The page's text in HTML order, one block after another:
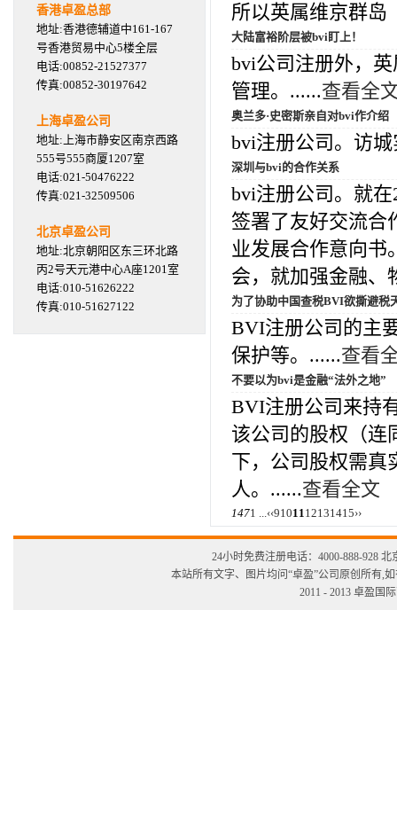
香港卓盈总部
地址:香港德辅道中161-167
号香港贸易中心5楼全层
电话:00852-21527377
传真:00852-30197642
上海卓盈公司
地址:上海市静安区南京西路
555号555商厦1207室
电话:021-50476222
传真:021-32509506
北京卓盈公司
地址:北京朝阳区东三环北路
丙2号天元港中心A座1201室
电话:010-51626222
传真:010-51627122
所以英属维京群岛
大陆富裕阶层被bvi盯上！
bvi公司注册外，
管理。......查看全
奥兰多·史密斯亲自对bvi作介绍
bvi注册公司。访
深圳与bvi的合作关系
bvi注册公司。就
签署了友好交流合
业发展合作意向书
会，就加强金融、
为了协助中国查税BVI欲撕避税
BVI注册公司的主
保护等。......查看
不要以为bvi是金融“法外之地”
BVI注册公司来持
该公司的股权（连
下，公司股权需真
人。......查看全文
1471 ...‹‹9101112131415››
24小时免费注册电话：4000-888-928 北
本站所有文字、图片均问“卓盈”公司原创所有,
2011 - 2013 卓盈国